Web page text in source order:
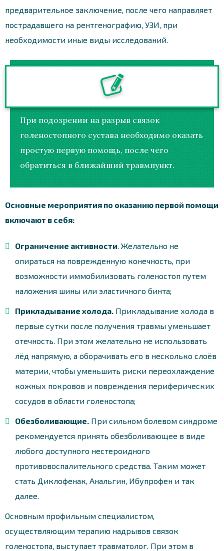
предварительное заключение, после чего направляет
пострадавшего на рентгенографию, УЗИ, при
необходимости иные виды исследований.
При подозрении на разрыв связок
голеностопного сустава необходимо оказать
простую первую помощь, после чего
обратиться в ближайший травмпункт.
Основные мероприятия по оказанию первой помощи
включают в себя:
Ограничение активности . Желательно не
опираться на поврежденную конечность, при
возможности иммобилизовать голеностоп путем
наложения шины или эластичного бинта;
Прикладывание холода. Прикладывание холода в
первые сутки после получения травмы уменьшает
отечность. При этом желательно не использовать
лёд напрямую, а оборачивать его в несколько слоёв
материи, чтобы уменьшить риски переохлаждение
кожных покровов и повреждения периферических
сосудов в области голеностопа;
Обезболивающие. При сильном болевом синдроме
рекомендуется принять обезболивающее в виде
любого доступного нестероидного
противовоспалительного средства. Таким может
стать Диклофенак, Анальгин, Ибупрофен и так
далее.
Основным профильным специалистом,
осуществляющим терапию надрывов связок
голеностопа, выступает травматолог. При этом в